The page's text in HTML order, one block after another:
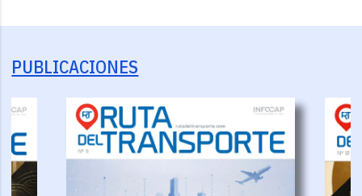
PUBLICACIONES